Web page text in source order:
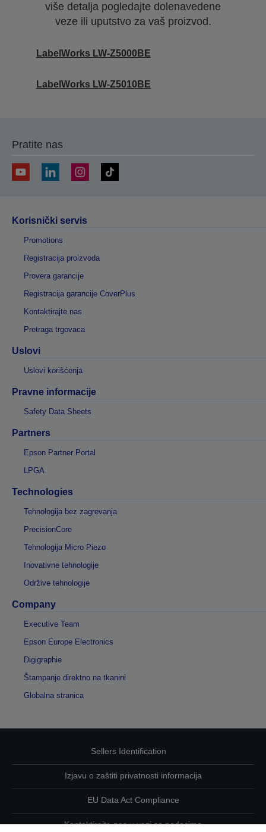
više detalja pogledajte dolenavedene
veze ili uputstvo za vaš proizvod.
LabelWorks LW-Z5000BE
LabelWorks LW-Z5010BE
Pratite nas
Korisnički servis
Promotions
Registracija proizvoda
Provera garancije
Registracija garancije CoverPlus
Kontaktirajte nas
Pretraga trgovaca
Uslovi
Uslovi korišćenja
Pravne informacije
Safety Data Sheets
Partners
Epson Partner Portal
LPGA
Technologies
Tehnologija bez zagrevanja
PrecisionCore
Tehnologija Micro Piezo
Inovativne tehnologije
Održive tehnologije
Company
Executive Team
Epson Europe Electronics
Digigraphie
Štampanje direktno na tkanini
Globalna stranica
Sellers Identification
Izjavu o zaštiti privatnosti informacija
EU Data Act Compliance
Kontaktirajte nas u vezi sa podacima